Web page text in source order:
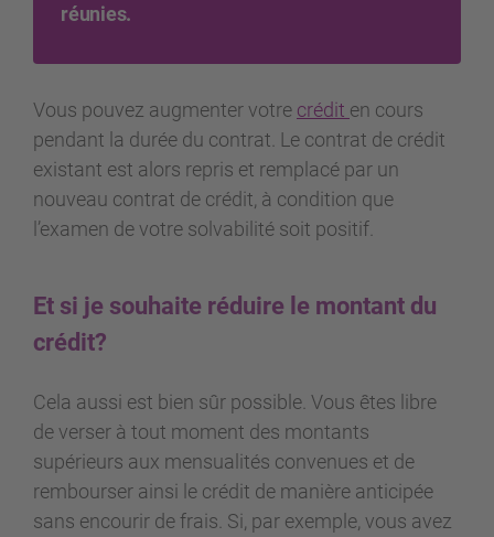
réunies.
Vous pouvez augmenter votre crédit en cours
pendant la durée du contrat. Le contrat de crédit
existant est alors repris et remplacé par un
nouveau contrat de crédit, à condition que
l’examen de votre solvabilité soit positif.
Et si je souhaite réduire le montant du
crédit?
Cela aussi est bien sûr possible. Vous êtes libre
de verser à tout moment des montants
supérieurs aux mensualités convenues et de
rembourser ainsi le crédit de manière anticipée
sans encourir de frais. Si, par exemple, vous avez